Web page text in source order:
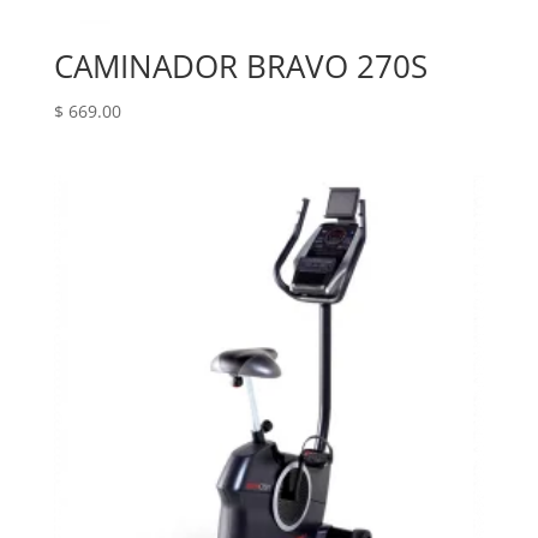
CAMINADOR BRAVO 270S
$ 669.00